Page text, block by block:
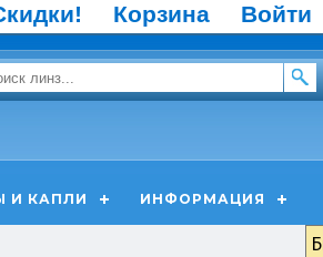
Корзина Войти
И КАПЛИ ИНФОРМАЦИЯ